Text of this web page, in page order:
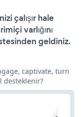
çalışır hale
varlığını
geldiniz.
captivate, turn
desteklenir?